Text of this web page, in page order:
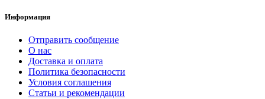
Информация
Отправить сообщение
О нас
Доставка и оплата
Политика безопасности
Условия соглашения
Статьи и рекомендации